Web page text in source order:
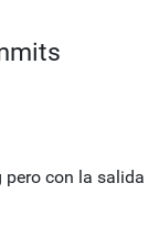
con la salida